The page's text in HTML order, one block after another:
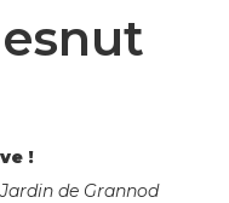
!
de Grannod